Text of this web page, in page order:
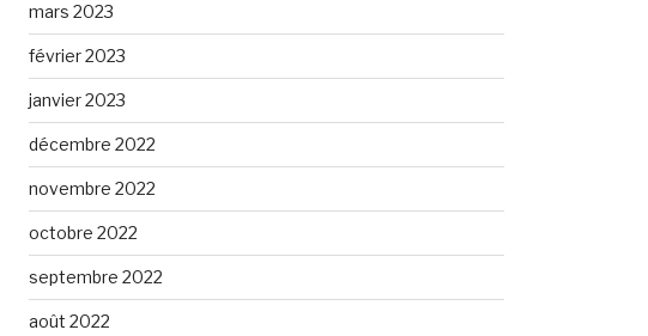
mars 2023
février 2023
janvier 2023
décembre 2022
novembre 2022
octobre 2022
septembre 2022
août 2022